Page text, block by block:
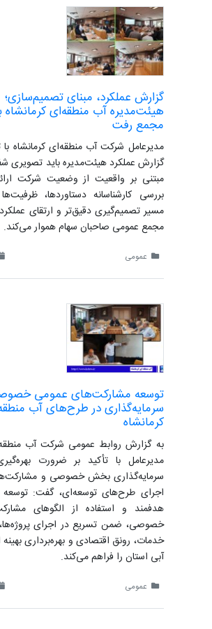
گزارش عملکرد، مبنای تصمیم‌سازی؛
هیئت‌مدیره آب منطقه‌ای کرمانشاه
مجمع رفت
مدیرعامل شرکت آب منطقه‌ای کرمانشاه با
گزارش عملکرد هیئت‌مدیره باید تصویری
مبتنی بر واقعیت از وضعیت شرکت
بررسی کارشناسانه دستاوردها،
مسیر تصمیم‌گیری دقیق‌تر و ارتقای
مجمع عمومی صاحبان سهام هموار می‌کند.
عمومی
توسعه مشارکت‌های عمومی
سرمایه‌گذاری در طرح‌های آب
کرمانشاه
به گزارش روابط عمومی شرکت آب
مدیرعامل با تأکید بر ضرورت
سرمایه‌گذاری بخش خصوصی و
اجرای طرح‌های توسعه‌ای، گفت: توسعه
هدفمند و استفاده از الگوهای
خصوصی، ضمن تسریع در اجرای پروژه‌ها،
خدمات، رونق اقتصادی و بهره‌برداری
آبی استان را فراهم می‌کند.
عمومی